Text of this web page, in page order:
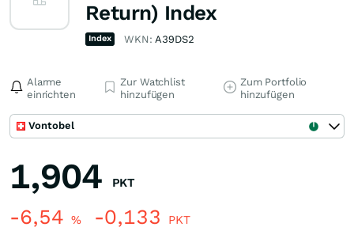
Return) Index
Index WKN:A39DS2
Alarme
einrichten
Zur Watchlist
hinzufügen
Zum Portfolio
hinzufügen
Vontobel
1,904 PKT
-6,54 % -0,133 PKT